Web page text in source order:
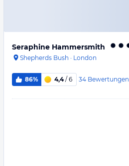
Seraphine Hammersmith
Shepherds Bush · London
86% 4,4/ 6 34 Bewertungen